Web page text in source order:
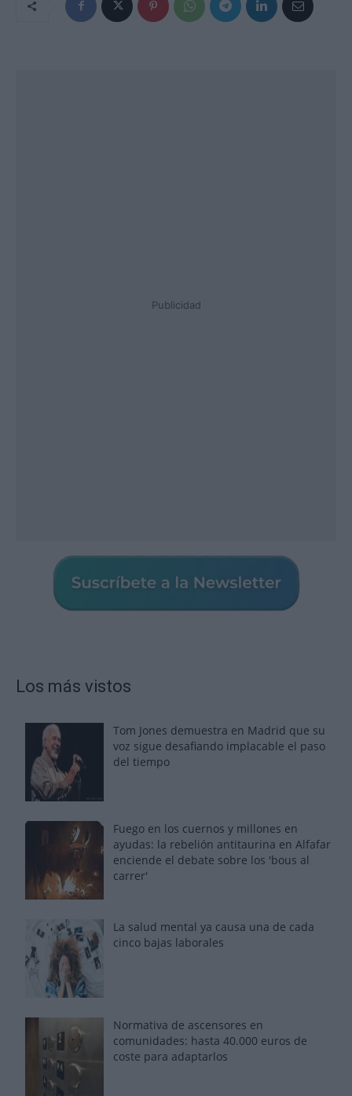
Publicidad
Los más vistos
Tom Jones demuestra en Madrid que su
voz sigue desafiando implacable el paso
del tiempo
Fuego en los cuernos y millones en
ayudas: la rebelión antitaurina en Alfafar
enciende el debate sobre los 'bous al
carrer'
La salud mental ya causa una de cada
cinco bajas laborales
Normativa de ascensores en
comunidades: hasta 40.000 euros de
coste para adaptarlos